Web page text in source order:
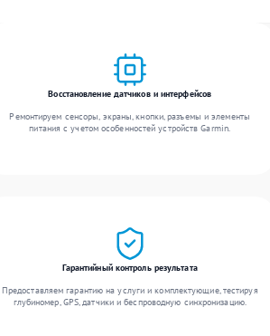
Восстановление датчиков и интерфейсов
Ремонтируем сенсоры, экраны, кнопки, разъемы и элементы
питания с учетом особенностей устройств Garmin.
Гарантийный контроль результата
Предоставляем гарантию на услуги и комплектующие, тестируя
глубиномер, GPS, датчики и беспроводную синхронизацию.